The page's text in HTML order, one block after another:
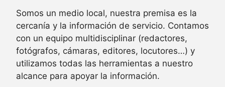
Somos un medio local, nuestra premisa es la
cercanía y la información de servicio. Contamos
con un equipo multidisciplinar (redactores,
fotógrafos, cámaras, editores, locutores…) y
utilizamos todas las herramientas a nuestro
alcance para apoyar la información.